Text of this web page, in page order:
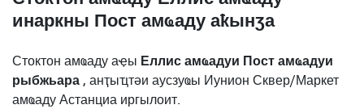
инаркны Пост амҩаду аҟынӡа
Стоктон амҩаду аҿы Еллис амҩадуи Пост амҩадуи
рыбжьара , анҭыҵтәи аусзуҩы Иунион Сквер/Маркет
амҩаду Астанциа иргылоит.